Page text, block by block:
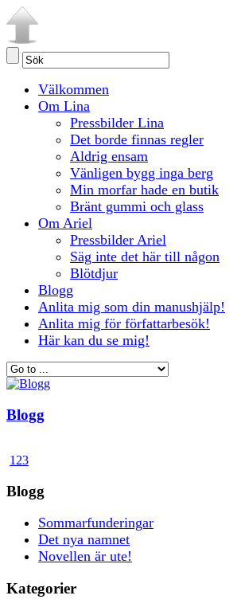
Välkommen
Om Lina
Pressbilder Lina
Det borde finnas regler
Aldrig ensam
Vänligen bygg inga berg
Min morfar hade en butik
Bränt gummi och glass
Om Ariel
Pressbilder Ariel
Säg inte det här till någon
Blötdjur
Blogg
Anlita mig som din manushjälp!
Anlita mig för författarbesök!
Här kan du se mig!
Blogg
1 23
Blogg
Sommarfunderingar
Det nya namnet
Novellen är ute!
Kategorier